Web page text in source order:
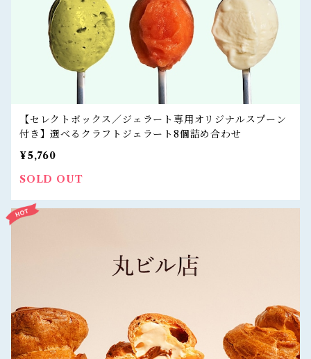
【セレクトボックス／ジェラート専用オリジナルスプーン
付き】選べるクラフトジェラート8個詰め合わせ
¥5,760
SOLD OUT